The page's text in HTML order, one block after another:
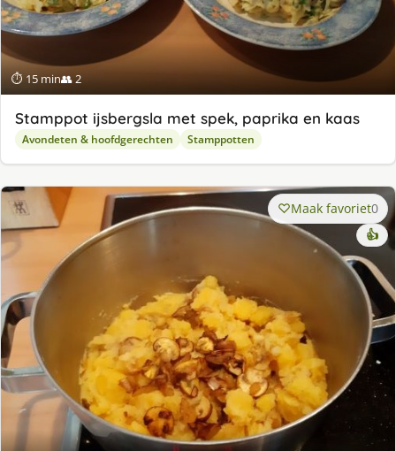
⏱ 15 min👥 2
Stamppot ijsbergsla met spek, paprika en kaas
Avondeten & hoofdgerechten Stamppotten
Maak favoriet0
👍